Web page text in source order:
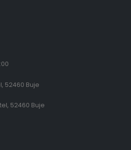
52460 Buje
52460 Buje